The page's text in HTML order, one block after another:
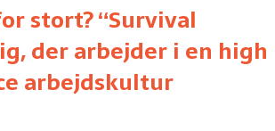
stort? “Survival
der arbejder i en high
arbejdskultur